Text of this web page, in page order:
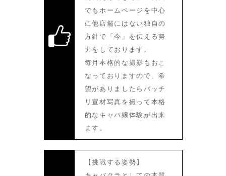
でもホームページを中心
に他店舗にはない独自の
方針で「今」を伝える努
力をしております。
毎月本格的な撮影もおこ
なっておりますので、希
望がありましたらバッチ
リ宣材写真を撮って本格
的なキャバ嬢体験が出来
ます。
【挑戦する姿勢】